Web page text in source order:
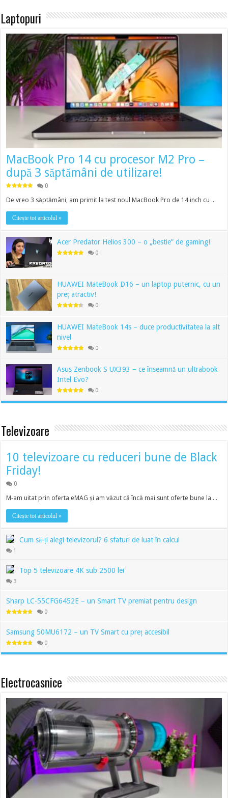
Laptopuri
MacBook Pro 14 cu procesor M2 Pro –
după 3 săptămâni de utilizare!
0
De vreo 3 săptămâni, am primit la test noul MacBook Pro de 14 inch cu …
Citește tot articolul »
Acer Predator Helios 300 – o „bestie” de gaming!
0
HUAWEI MateBook D16 – un laptop puternic, cu un
preț atractiv!
0
HUAWEI MateBook 14s – duce productivitatea la alt
nivel
0
Asus Zenbook S UX393 – ce înseamnă un ultrabook
Intel Evo?
0
Televizoare
10 televizoare cu reduceri bune de Black
Friday!
0
M-am uitat prin oferta eMAG și am văzut că încă mai sunt oferte bune la …
Citește tot articolul »
Cum să-ți alegi televizorul? 6 sfaturi de luat în calcul
1
Top 5 televizoare 4K sub 2500 lei
3
Sharp LC-55CFG6452E – un Smart TV premiat pentru design
0
Samsung 50MU6172 – un TV Smart cu preț accesibil
0
Electrocasnice